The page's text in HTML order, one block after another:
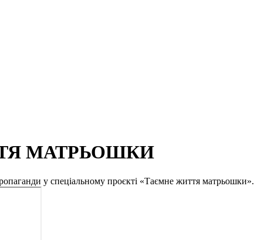
МАТРЬОШКИ
у спеціальному проєкті «Таємне життя матрьошки».